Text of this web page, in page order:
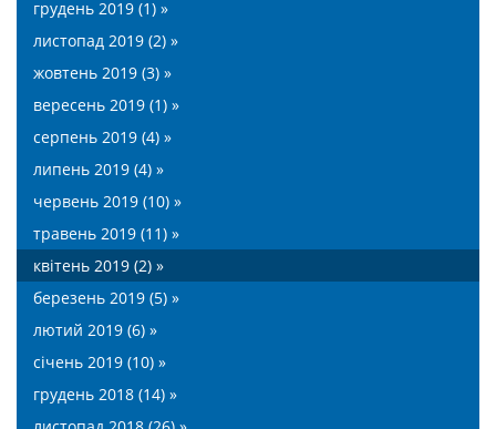
грудень 2019 (1) »
листопад 2019 (2) »
жовтень 2019 (3) »
вересень 2019 (1) »
серпень 2019 (4) »
липень 2019 (4) »
червень 2019 (10) »
травень 2019 (11) »
квітень 2019 (2) »
березень 2019 (5) »
лютий 2019 (6) »
січень 2019 (10) »
грудень 2018 (14) »